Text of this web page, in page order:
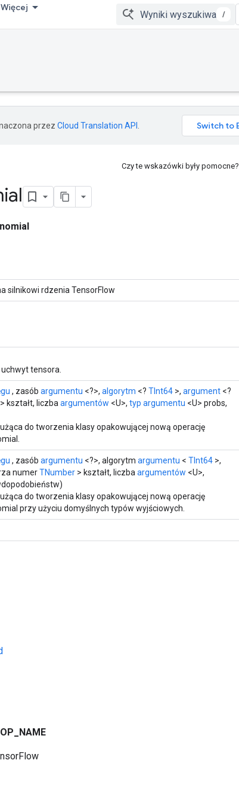
Więcej
/
przez Cloud Translation API
Czy te wskazówki były pomocne?
silnikowi rdzenia TensorFlow
tensora.
, zasób argumentu <?>, algorytm <? TInt64 >, argument <?
> kształt, liczba argumentów <U>, typ argumentu <U> probs,
do tworzenia klasy opakowującej nową operację
, zasób argumentu <?>, algorytm argumentu < TInt64 >,
numerTNumber > kształt, liczba argumentów <U>,
do tworzenia klasy opakowującej nową operację
przy użyciu domyślnych typów wyjściowych.
OP NAME